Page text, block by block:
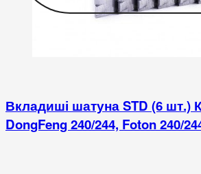
Вкладиші шатуна STD (6 шт.)
DongFeng 240/244, Foton 240/